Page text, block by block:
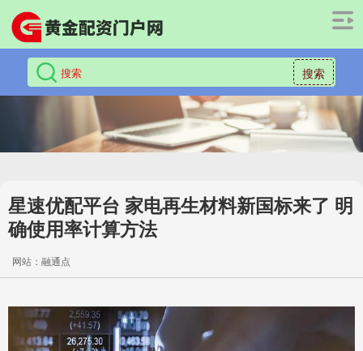
搜索
星速优配平台 家电再生材料新国标来了 明
确使用率计算方法
网站：融通点